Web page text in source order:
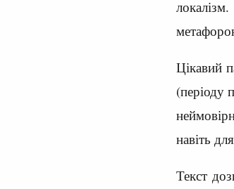
Цікавий
(періоду
навіть
Текст